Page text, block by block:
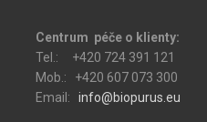
Centrum péče o klienty:
Tel.: +420 724 391 121
Mob.: +420 607 073 300
Email: info@biopurus.eu